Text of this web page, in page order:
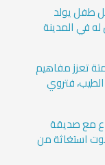
طفل يولد
في المدينة
تعزز مفاهيم
فتروي
مع صديقة
استغاثة من